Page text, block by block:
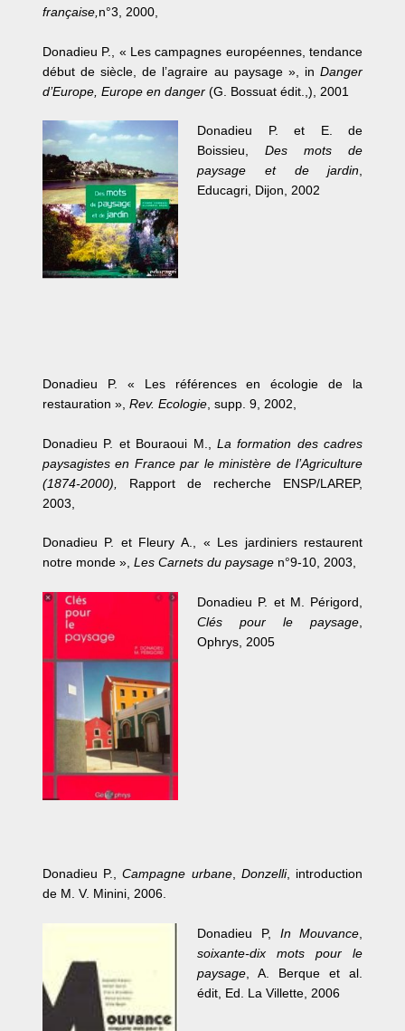
française, n°3, 2000,
Donadieu P., « Les campagnes européennes, tendance
début de siècle, de l’agraire au paysage », inDanger
d’Europe, Europe en danger(G. Bossuat édit.,), 2001
Donadieu P. et E. de
Boissieu,Des mots de
paysage et de jardin
Educagri, Dijon, 2002
Donadieu P. « Les références en écologie de la
restauration », Rev. Ecologie, supp. 9, 2002,
Donadieu P. et Bouraoui M., La formation des cadres
paysagistes en France par le ministère de l’Agriculture
(1874-2000), Rapport de recherche ENSP/LAREP,
2003,
Donadieu P. et Fleury A., « Les jardiniers restaurent
notre monde », Les Carnets du paysagen°9-10, 2003,
Donadieu P. et M. Périgord,
Clés pour le paysage
Ophrys, 2005
Donadieu P.,Campagne urbane,Donzelli, introduction
de M. V. Minini, 2006.
Donadieu P, In Mouvance
soixante-dix mots pour le
paysage , A. Berque et al.
édit, Ed. La Villette, 2006